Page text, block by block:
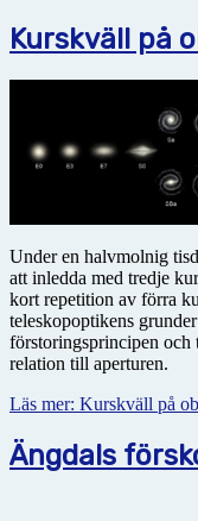
Kurskväll på
Under en halvmolnig
att inledda med tredje
kort repetition av förra
teleskopoptikens
förstoringsprincipen
relation till aperturen.
Läs mer: Kurskväll på
Ängdals